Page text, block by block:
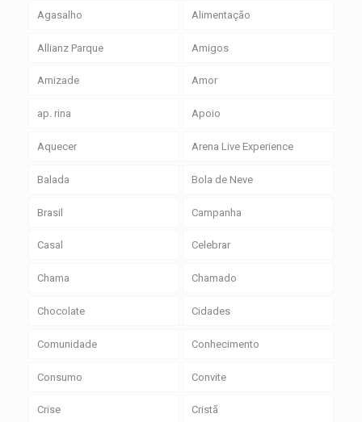
Agasalho Alimentação
Allianz Parque Amigos
Amizade Amor
ap. rina Apoio
Aquecer Arena Live Experience
Balada Bola de Neve
Brasil Campanha
Casal Celebrar
Chama Chamado
Chocolate Cidades
Comunidade Conhecimento
Consumo Convite
Crise Cristã